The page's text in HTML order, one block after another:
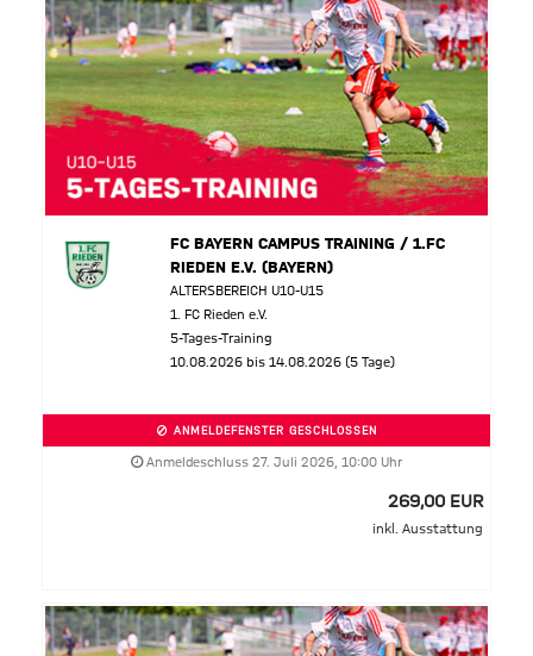
FC BAYERN CAMPUS TRAINING / 1.FC
RIEDEN E.V. (BAYERN)
ALTERSBEREICH U10-U15
1. FC Rieden e.V.
5-Tages-Training
10.08.2026 bis 14.08.2026 (5 Tage)
ANMELDEFENSTER GESCHLOSSEN
Anmeldeschluss 27. Juli 2026, 10:00 Uhr
269,00 EUR
inkl. Ausstattung